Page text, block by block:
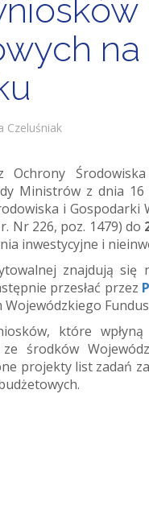
na
Czeluśniak
Ochrony
Ministrów z dnia
i
Nr 226, poz. 1479) do
inwestycyjne i
znajdują
przesłać przez
które
środków
projekty list zadań